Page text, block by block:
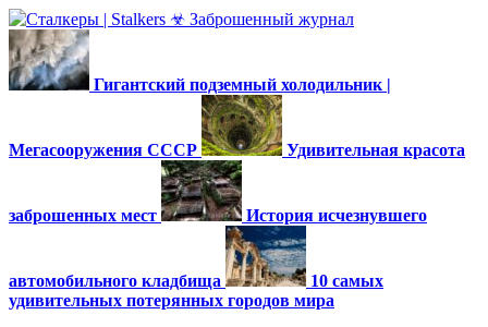
Гигантский подземный холодильник |
Мегасооружения СССР Удивительная красота
заброшенных мест История исчезнувшего
автомобильного кладбища
10 самых
удивительных потерянных городов мира